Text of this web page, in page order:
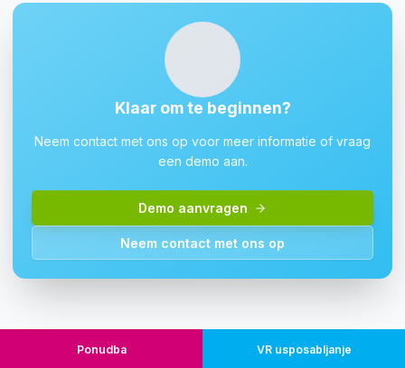
Klaar om te beginnen?
Neem contact met ons op voor meer informatie of vraag
een demo aan.
Demo aanvragen
Neem contact met ons op
Ponudba VR usposabljanje